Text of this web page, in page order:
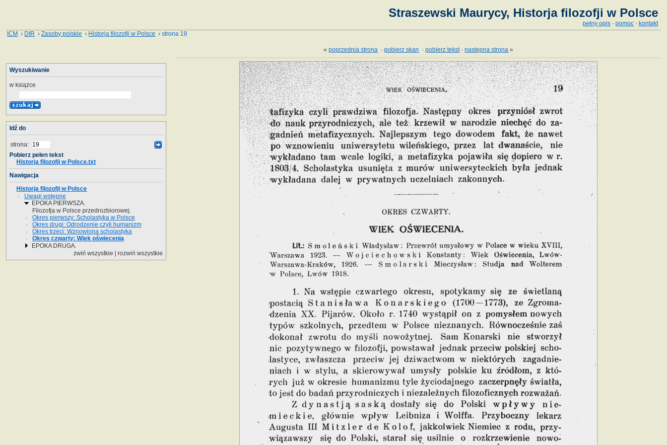
Straszewski Maurycy, Historja filozofji w Polsce
pełny opis · pomoc · kontakt
ICM › DIR ›Zasoby polskie › Historja filozofji w Polsce › strona 19
«poprzednia strona ·pobierz skan ·pobierz tekst·następna strona »
Wyszukiwanie
w książce
Idź do
strona:
Pobierz pełen tekst
Historja filozofji w Polsce.txt
Nawigacja
Historja filozofji w Polsce
Uwagi wstępne
EPOKA PIERWSZA.
Filozofja w Polsce przedrozbiorowej.
Okres pierwszy: Scholastyka w Polsce
Okres drugi: Odrodzenie czyli humanizm
Okres trzeci: Wznowiona scholastyka
Okres czwarty: Wiek oświecenia
EPOKA DRUGA.
zwiń wszystkie |rozwiń wszystkie